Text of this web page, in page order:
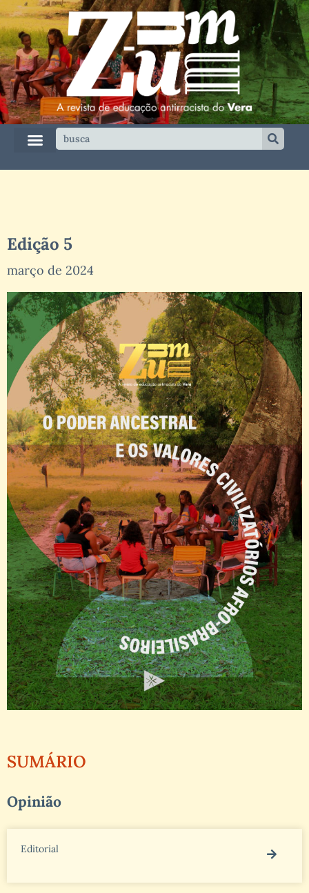
Edição 5
março de 2024
SUMÁRIO
Opinião
Editorial